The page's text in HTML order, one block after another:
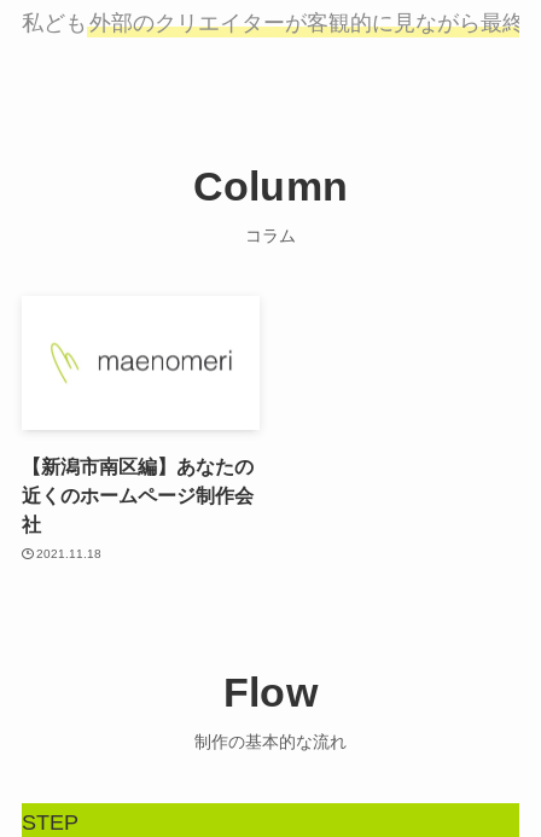
私ども 外部のクリエイターが客観的に見ながら最終
Column
コラム
【新潟市南区編】あなたの
近くのホームページ制作会
社
2021.11.18
Flow
制作の基本的な流れ
STEP